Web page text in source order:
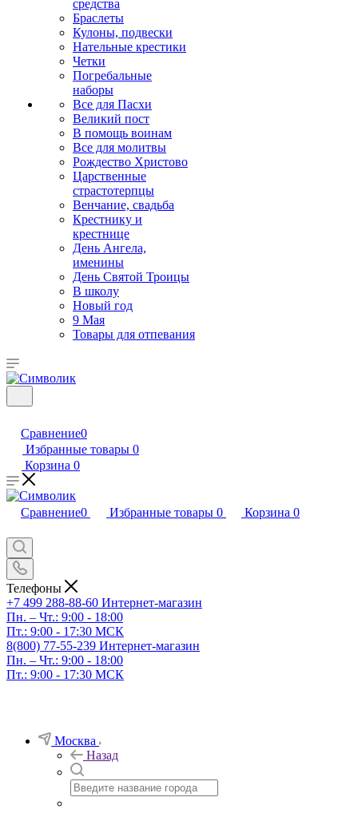
средства
Браслеты
Кулоны, подвески
Нательные крестики
Четки
Погребальные
наборы
Все для Пасхи
Великий пост
В помощь воинам
Все для молитвы
Рождество Христово
Царственные
страстотерпцы
Венчание, свадьба
Крестнику и
крестнице
День Ангела,
именины
День Святой Троицы
В школу
Новый год
9 Мая
Товары для отпевания
Сравнение0
Избранные товары 0
Корзина 0
Сравнение0 Избранные товары 0 Корзина 0
Телефоны
+7 499 288-88-60 Интернет-магазин
Пн. – Чт.: 9:00 - 18:00
Пт.: 9:00 - 17:30 МСК
8(800) 77-55-239 Интернет-магазин
Пн. – Чт.: 9:00 - 18:00
Пт.: 9:00 - 17:30 МСК
Москва
Назад